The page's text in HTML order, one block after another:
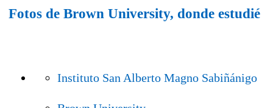
Fotos de Brown University, donde estudié
Instituto San Alberto Magno Sabiñánigo